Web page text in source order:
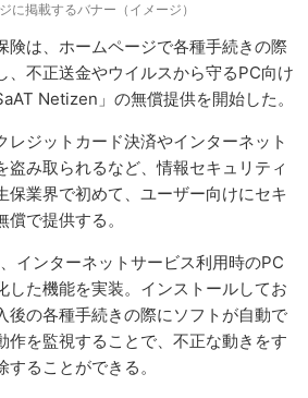
に掲載するバナー（イメージ）
険は、ホームページで各種手続きの際
、不正送金やウイルスから守るPC向け
Netizen」の無償提供を開始した。
レジットカード決済やインターネット
盗み取られるなど、情報セキュリティ
保業界で初めて、ユーザー向けにセキ
で提供する。
インターネットサービス利用時のPC
した機能を実装。インストールしてお
後の各種手続きの際にソフトが自動で
作を監視することで、不正な動きをす
ることができる。